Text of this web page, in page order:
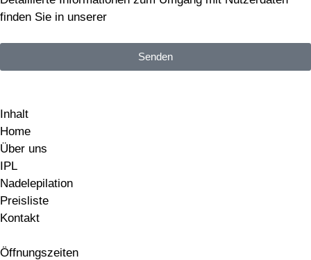
finden Sie in unserer
Senden
Inhalt
Home
Über uns
IPL
Nadelepilation
Preisliste
Kontakt
Öffnungszeiten